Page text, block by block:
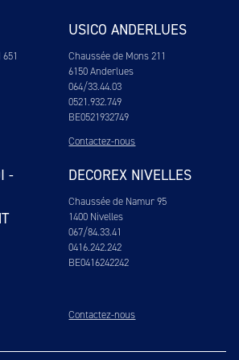
USICO ANDERLUES
Chaussée de Mons 211
6150 Anderlues
064/33.44.03
0521.932.749
BE0521932749
Contactez-nous
-
DECOREX NIVELLES
Chaussée de Namur 95
1400 Nivelles
067/84.33.41
0416.242.242
BE0416242242
Contactez-nous